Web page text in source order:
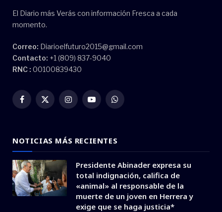
El Diario más Verás con información Fresca a cada
momento.
Correo: Diarioelfuturo2015@gmail.com
Contacto: +1 (809) 837-9040
RNC : 00100839430
Facebook
X
InstagramYouTubeWhatsApp
NOTICIAS MÁS RECIENTES
Presidente Abinader expresa su
total indignación, califica de
«animal» al responsable de la
muerte de un joven en Herrera y
exige que se haga justicia*